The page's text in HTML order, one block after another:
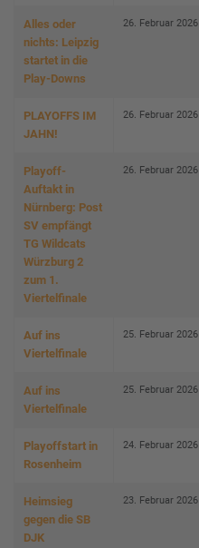
Alles oder
nichts: Leipzig
startet in die
Play-Downs
26. Februar 2026
PLAYOFFS IM
JAHN!
26. Februar 2026
Playoff-
Auftakt in
Nürnberg: Post
SV empfängt
TG Wildcats
Würzburg 2
zum 1.
Viertelfinale
26. Februar 2026
Auf ins
Viertelfinale
25. Februar 2026
Auf ins
Viertelfinale
25. Februar 2026
Playoffstart in
Rosenheim
24. Februar 2026
Heimsieg
gegen die SB
DJK
23. Februar 2026